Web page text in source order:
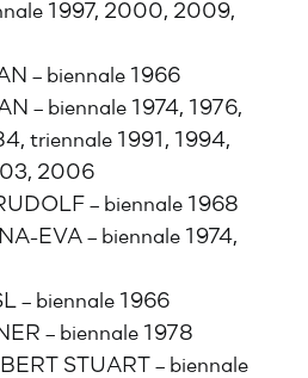
1997, 2000, 2009,
– biennale 1966
– biennale 1974, 1976,
triennale 1991, 1994,
2006
– biennale 1968
EVA – biennale 1974,
– biennale 1966
– biennale 1978
STUART – biennale